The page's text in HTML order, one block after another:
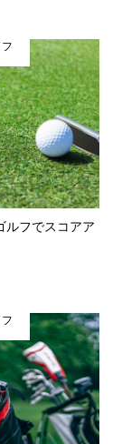
ルフでスコアア